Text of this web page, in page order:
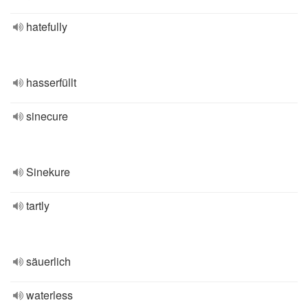
hatefully
hasserfüllt
sinecure
Sinekure
tartly
säuerlich
waterless